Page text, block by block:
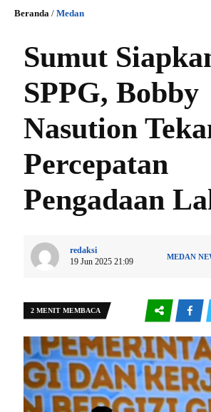
Beranda / Medan
Sumut
SPPG, Bobby
Nasution
Percepatan
Pengadaan
redaksi
19 Jun 2025 21:09
MEDAN
2 MENIT MEMBACA